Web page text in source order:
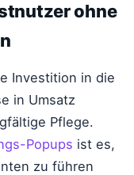
ohne
Investition in die
in Umsatz
Pflege.
Popups ist es,
zu führen